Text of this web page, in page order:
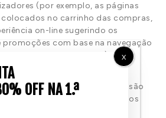
(por exemplo, as páginas
no carrinho das compras,
on-line sugerindo os
com base na navegação
para definição de perfis).
o Site utiliza cookies de sessão
são automaticamente apagados
mas também cookies
X